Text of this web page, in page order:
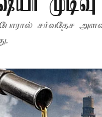
போரால் சர்வதேச